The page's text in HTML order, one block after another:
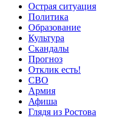
Острая ситуация
Политика
Образование
Культура
Скандалы
Прогноз
Отклик есть!
СВО
Армия
Афиша
Глядя из Ростова